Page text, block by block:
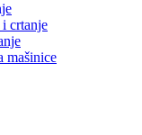
i crtanje
mašinice